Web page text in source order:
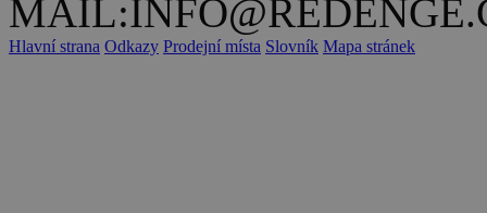
Hlavní strana Odkazy Prodejní místa Slovník Mapa stránek